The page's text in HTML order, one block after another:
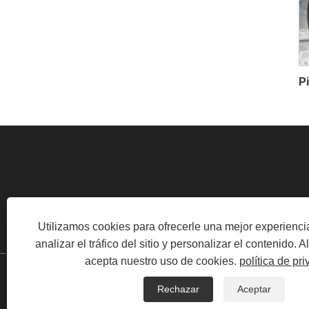
Utilizamos cookies para ofrecerle una mejor
analizar el tráfico del sitio y personalizar el contenido.
acepta nuestro uso de cookies. política de
Rechazar Aceptar